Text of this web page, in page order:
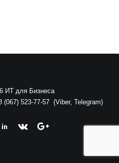
ИТ для Бизнеса
(067) 523-77-57(Viber, Telegram)